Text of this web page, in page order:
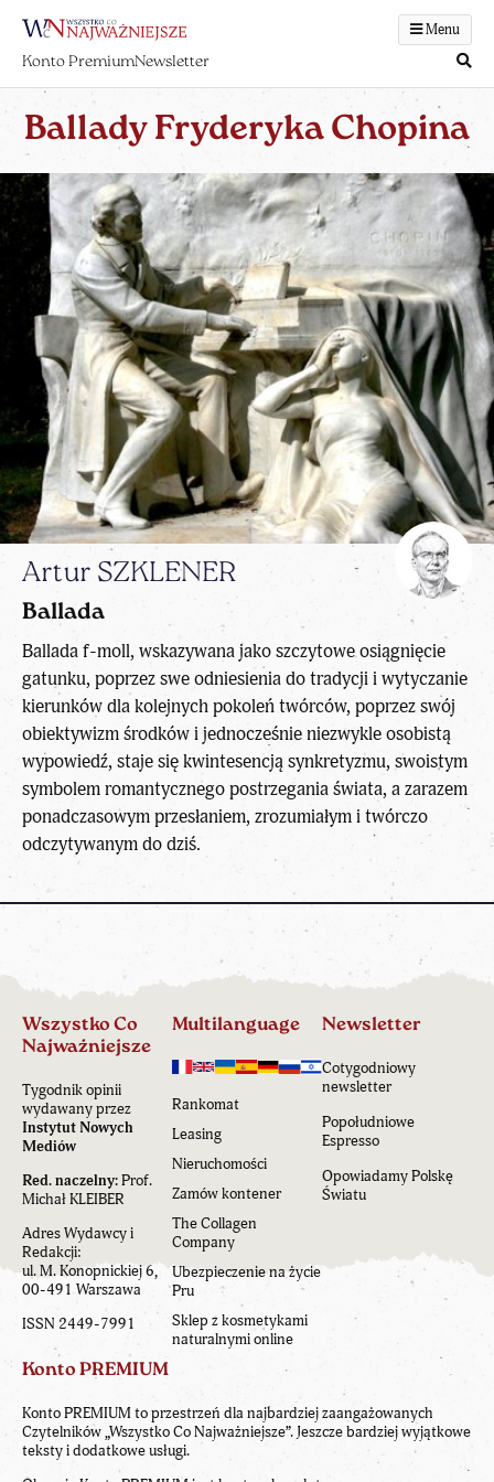
Menu
Konto PremiumNewsletter
Ballady Fryderyka Chopina
Artur SZKLENER
Ballada
Ballada f-moll, wskazywana jako szczytowe osiągnięcie
gatunku, poprzez swe odniesienia do tradycji i wytyczanie
kierunków dla kolejnych pokoleń twórców, poprzez swój
obiektywizm środków i jednocześnie niezwykle osobistą
wypowiedź, staje się kwintesencją synkretyzmu, swoistym
symbolem romantycznego postrzegania świata, a zarazem
ponadczasowym przesłaniem, zrozumiałym i twórczo
odczytywanym do dziś.
Wszystko Co
Najważniejsze
Tygodnik opinii
wydawany przez
Instytut Nowych
Mediów
Red. naczelny:Prof.
Michał KLEIBER
Adres Wydawcy i
Redakcji:
ul. M. Konopnickiej 6,
00-491 Warszawa
ISSN 2449-7991
Multilanguage
Rankomat
Leasing
Nieruchomości
Zamów kontener
The Collagen
Company
Ubezpieczenie na życie
Pru
Sklep z kosmetykami
naturalnymi online
Newsletter
Cotygodniowy
newsletter
Popołudniowe
Espresso
Opowiadamy Polskę
Światu
Konto PREMIUM
Konto PREMIUM to przestrzeń dla najbardziej zaangażowanych
Czytelników „Wszystko Co Najważniejsze”. Jeszcze bardziej wyjątkowe
teksty i dodatkowe usługi.